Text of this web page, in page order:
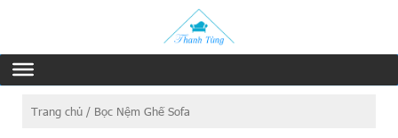
Trang chủ / Bọc Nệm Ghế Sofa